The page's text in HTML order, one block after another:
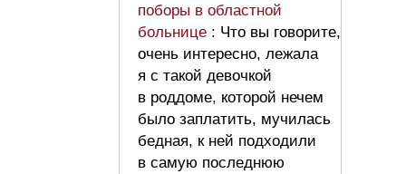
поборы в областной
больнице : Что вы говорите,
очень интересно, лежала
я с такой девочкой
в роддоме, которой нечем
было заплатить, мучилась
бедная, к ней подходили
в самую последнюю